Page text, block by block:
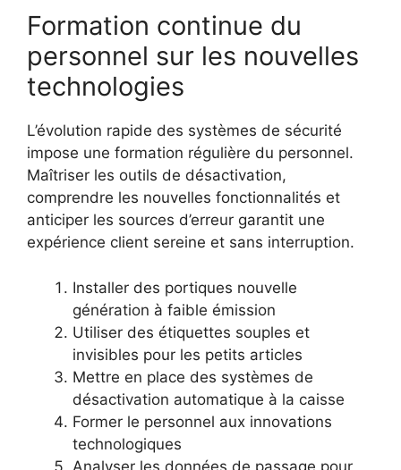
Formation continue du
personnel sur les nouvelles
technologies
L’évolution rapide des systèmes de sécurité
impose une formation régulière du personnel.
Maîtriser les outils de désactivation,
comprendre les nouvelles fonctionnalités et
anticiper les sources d’erreur garantit une
expérience client sereine et sans interruption.
Installer des portiques nouvelle
génération à faible émission
Utiliser des étiquettes souples et
invisibles pour les petits articles
Mettre en place des systèmes de
désactivation automatique à la caisse
Former le personnel aux innovations
technologiques
Analyser les données de passage pour